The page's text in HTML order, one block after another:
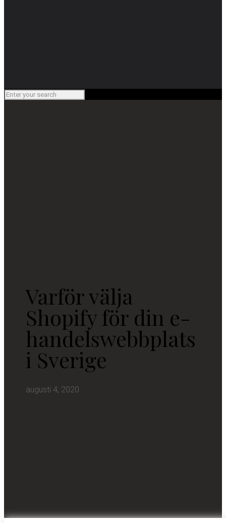
Varför välja
Shopify för din e-
handelswebbplats
i Sverige
augusti 4, 2020